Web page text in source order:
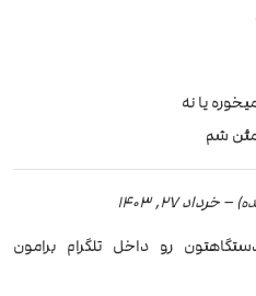
یا نه
شم
– خرداد 27, 1403
رو داخل تلگرام برامون